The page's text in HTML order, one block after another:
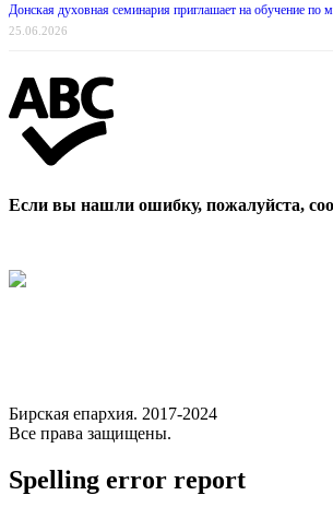
Донская духовная семинария приглашает на обучение
25.06.2026
Если вы нашли ошибку, пожалуйста,
Бирская епархия. 2017-2024
Все права защищены.
Spelling error report